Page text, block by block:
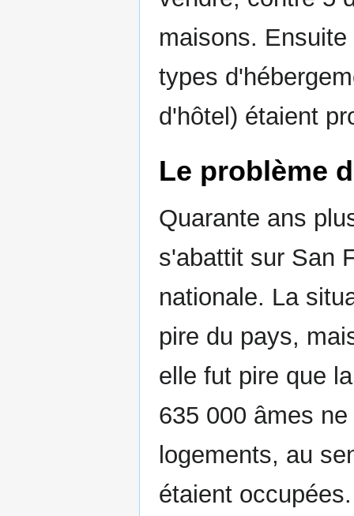
maisons.
types
d'hôtel) étaient
Le problème
Quarante ans
s'abattit sur San
nationale. La
pire du pays,
elle fut pire que
635 000 âmes
logements, au
étaient